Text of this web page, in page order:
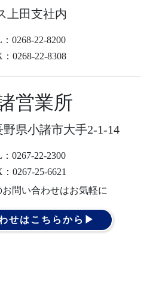
上田支社内
0268-22-8200
0268-22-8308
営業所
野県小諸市大手2-1-14
0267-22-2300
0267-25-6621
問い合わせはお気軽に
せはこちらから▶︎